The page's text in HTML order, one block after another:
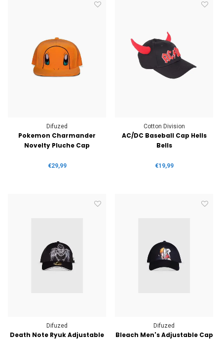
Difuzed
Pokemon Charmander
Novelty Pluche Cap
€29,99
Cotton Division
AC/DC Baseball Cap Hells
Bells
€19,99
Difuzed
Death Note Ryuk Adjustable
Difuzed
Bleach Men's Adjustable Cap